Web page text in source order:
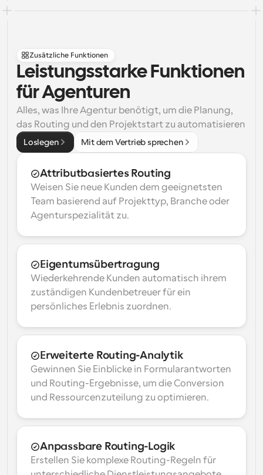
Zusätzliche Funktionen
Leistungsstarke Funktionen
für Agenturen
Alles, was Ihre Agentur benötigt, um die Planung,
das Routing und den Projektstart zu automatisieren
Loslegen Mit dem Vertrieb sprechen
Attributbasiertes Routing
Weisen Sie neue Kunden dem geeignetsten
Team basierend auf Projekttyp, Branche oder
Agenturspezialität zu.
Eigentumsübertragung
Wiederkehrende Kunden automatisch ihrem
zuständigen Kundenbetreuer für ein
persönliches Erlebnis zuordnen.
Erweiterte Routing-Analytik
Gewinnen Sie Einblicke in Formularantworten
und Routing-Ergebnisse, um die Conversion
und Ressourcenzuteilung zu optimieren.
Anpassbare Routing-Logik
Erstellen Sie komplexe Routing-Regeln für